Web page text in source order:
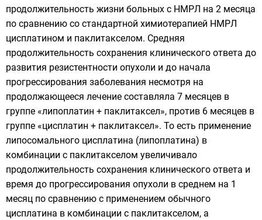
продолжительность жизни больных с НМРЛ на 2 месяца
по сравнению со стандартной химиотерапией НМРЛ
цисплатином и паклитакселом. Средняя
продолжительность сохранения клинического ответа до
развития резистентности опухоли и до начала
прогрессирования заболевания несмотря на
продолжающееся лечение составляла 7 месяцев в
группе «липоплатин + паклитаксел», против 6 месяцев в
группе «цисплатин + паклитаксел». То есть применение
липосомального цисплатина (липоплатина) в
комбинации с паклитакселом увеличивало
продолжительность сохранения клинического ответа и
время до прогрессирования опухоли в среднем на 1
месяц по сравнению с применением обычного
цисплатина в комбинации с паклитакселом, а